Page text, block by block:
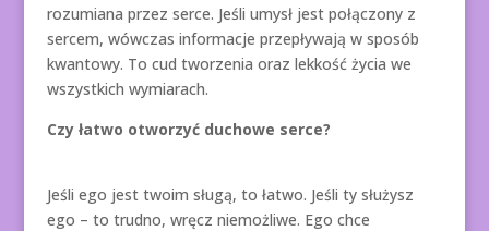
rozumiana przez serce. Jeśli umysł jest połączony z
sercem, wówczas informacje przepływają w sposób
kwantowy. To cud tworzenia oraz lekkość życia we
wszystkich wymiarach.
Czy łatwo otworzyć duchowe serce?
Jeśli ego jest twoim sługą, to łatwo. Jeśli ty służysz
ego – to trudno, wręcz niemożliwe. Ego chce